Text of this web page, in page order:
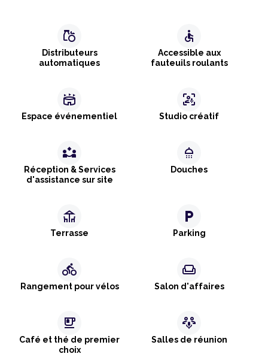
grocery
Distributeurs
automatiques
accessible
Accessible aux
fauteuils roulants
stadium
Espace événementiel
frame_person_mic
Studio créatif
partner_exchange
Réception & Services
d'assistance sur site
shower
Douches
deck
Terrasse
local_parking
Parking
directions_bike
Rangement pour vélos
weekend
Salon d'affaires
emoji_food_beverage
Café et thé de premier
choix
adaptive_audio_mic
Salles de réunion